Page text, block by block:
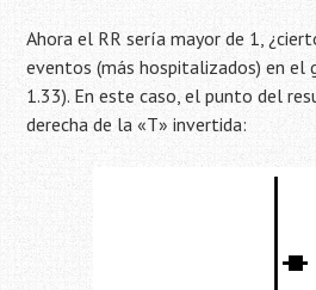
Ahora el RR sería mayor de 1,
eventos (más hospitalizados) en el
1.33). En este caso, el punto del
derecha de la «T» invertida: